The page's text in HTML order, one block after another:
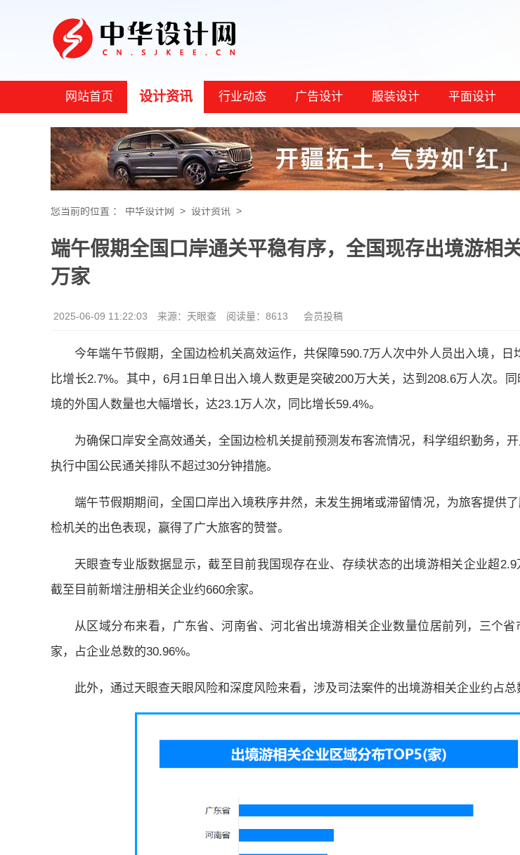
网站首页 设计资讯 行业动态 广告设计 服装设计 平面设计
您当前的位置 ： 中华设计网 > 设计资讯 >
端午假期全国口岸通关平稳有序，全国现存出境游相
万家
2025-06-09 11:22:03 来源：天眼查 阅读量：8613 会员投稿
今年端午节假期，全国边检机关高效运作，共保障590.7万人次中外人员出入境，日
比增长2.7%。其中，6月1日单日出入境人数更是突破200万大关，达到208.6万人次。
境的外国人数量也大幅增长，达23.1万人次，同比增长59.4%。
为确保口岸安全高效通关，全国边检机关提前预测发布客流情况，科学组织勤务，
执行中国公民通关排队不超过30分钟措施。
端午节假期期间，全国口岸出入境秩序井然，未发生拥堵或滞留情况，为旅客提供
检机关的出色表现，赢得了广大旅客的赞誉。
天眼查专业版数据显示，截至目前我国现存在业、存续状态的出境游相关企业超
截至目前新增注册相关企业约660余家。
从区域分布来看，广东省、河南省、河北省出境游相关企业数量位居前列，三个省
家，占企业总数的30.96%。
此外，通过天眼查天眼风险和深度风险来看，涉及司法案件的出境游相关企业约占总